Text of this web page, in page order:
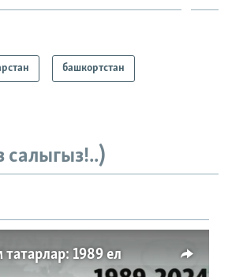
башкортстан
салыгыз!..)
татарлар: 1989 ел